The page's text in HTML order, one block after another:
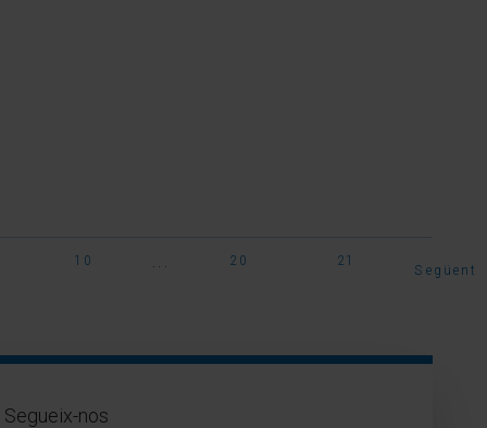
10 20 21
Següent
Segueix-nos